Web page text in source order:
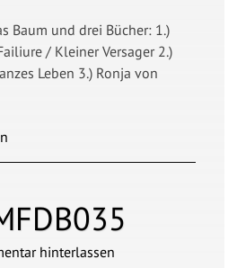
Baum und drei Bücher: 1.)
/ Kleiner Versager 2.)
Leben 3.) Ronja von
hinterlassen